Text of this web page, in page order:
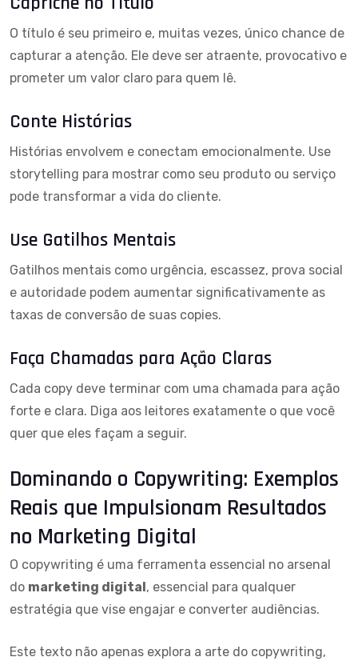
O título é seu primeiro e, muitas vezes, único chance de
capturar a atenção. Ele deve ser atraente, provocativo e
prometer um valor claro para quem lê.
Conte Histórias
Histórias envolvem e conectam emocionalmente. Use
storytelling para mostrar como seu produto ou serviço
pode transformar a vida do cliente.
Use Gatilhos Mentais
Gatilhos mentais como urgência, escassez, prova social
e autoridade podem aumentar significativamente as
taxas de conversão de suas copies.
Faça Chamadas para Ação Claras
Cada copy deve terminar com uma chamada para ação
forte e clara. Diga aos leitores exatamente o que você
quer que eles façam a seguir.
Dominando o Copywriting: Exemplos
Reais que Impulsionam Resultados
no Marketing Digital
O copywriting é uma ferramenta essencial no arsenal
do marketing digital, essencial para qualquer
estratégia que vise engajar e converter audiências.
Este texto não apenas explora a arte do copywriting,